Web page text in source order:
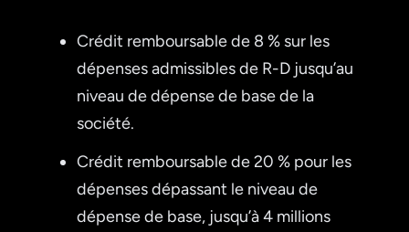
Crédit remboursable de 8 % sur les
dépenses admissibles de R-D jusqu’au
niveau de dépense de base de la
société.
Crédit remboursable de 20 % pour les
dépenses dépassant le niveau de
dépense de base, jusqu’à 4 millions